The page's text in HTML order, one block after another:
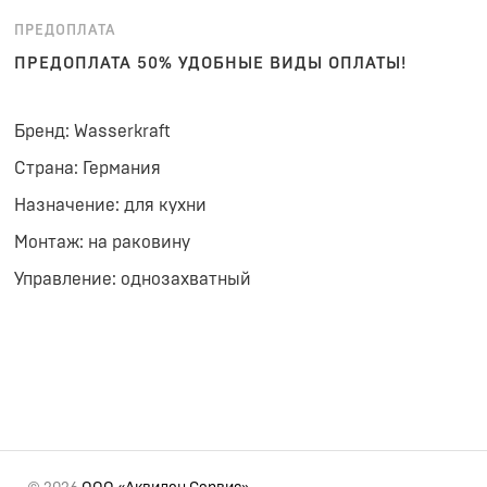
ПРЕДОПЛАТА
ПРЕДОПЛАТА 50% УДОБНЫЕ ВИДЫ ОПЛАТЫ!
Бренд: Wasserkraft
Страна: Германия
Назначение: для кухни
Монтаж: на раковину
Управление: однозахватный